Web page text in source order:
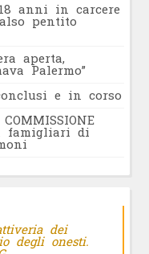
18 anni in carcere
pentito
aperta,
Palermo”
e in corso
famigliari di
dei
degli onesti.